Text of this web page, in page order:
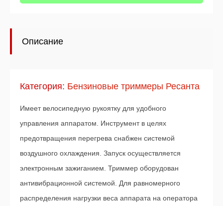
Описание
Категория: Бензиновые триммеры Ресанта
Имеет велосипедную рукоятку для удобного
управления аппаратом. Инструмент в целях
предотвращения перегрева снабжен системой
воздушного охлаждения. Запуск осуществляется
электронным зажиганием. Триммер оборудован
антивибрационной системой. Для равномерного
распределения нагрузки веса аппарата на оператора